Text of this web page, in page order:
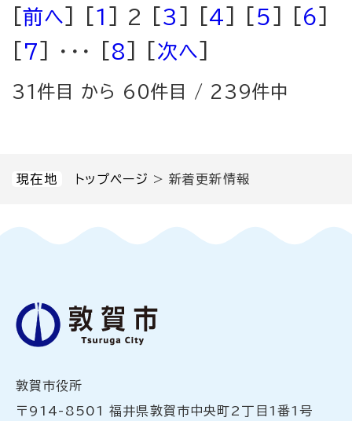
現在地 トップページ >新着更新情報
[前へ 1 ] 2 [ 3 4 5 6
7 ] ･･･ [ 8 次へ
31件目 から 60件目 / 239件中
敦賀市役所
〒914-8501 福井県敦賀市中央町2丁目1番1号